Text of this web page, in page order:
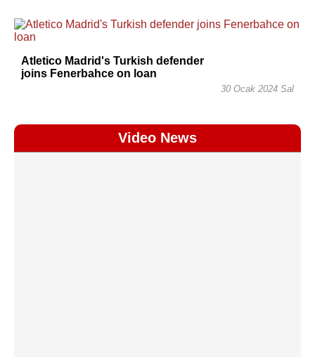
Atletico Madrid's Turkish defender
joins Fenerbahce on loan
30 Ocak 2024 Sal
Video News